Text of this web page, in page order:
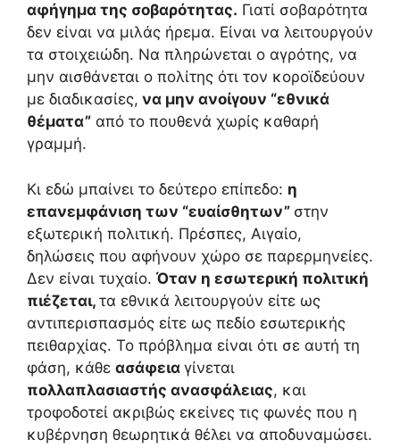
αφήγημα της σοβαρότητας. Γιατί σοβαρότητα
δεν είναι να μιλάς ήρεμα. Είναι να λειτουργούν
τα στοιχειώδη. Να πληρώνεται ο αγρότης, να
μην αισθάνεται ο πολίτης ότι τον κοροϊδεύουν
με διαδικασίες, να μην ανοίγουν “εθνικά
θέματα” από το πουθενά χωρίς καθαρή
γραμμή.
Κι εδώ μπαίνει το δεύτερο επίπεδο: η
επανεμφάνιση των “ευαίσθητων” στην
εξωτερική πολιτική. Πρέσπες, Αιγαίο,
δηλώσεις που αφήνουν χώρο σε παρερμηνείες.
Δεν είναι τυχαίο. Όταν η εσωτερική πολιτική
πιέζεται, τα εθνικά λειτουργούν είτε ως
αντιπερισπασμός είτε ως πεδίο εσωτερικής
πειθαρχίας. Το πρόβλημα είναι ότι σε αυτή τη
φάση, κάθε ασάφεια γίνεται
πολλαπλασιαστής ανασφάλειας, και
τροφοδοτεί ακριβώς εκείνες τις φωνές που η
κυβέρνηση θεωρητικά θέλει να αποδυναμώσει.